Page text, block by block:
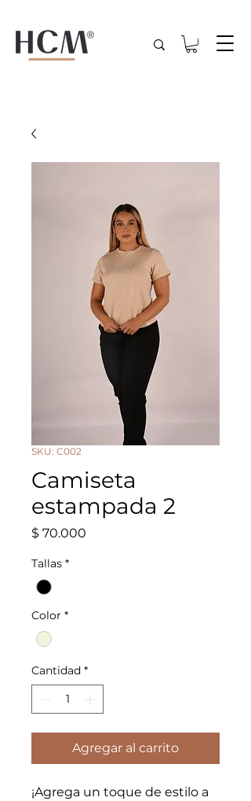
SKU: C002
Camiseta
estampada 2
$ 70.000
Tallas *
Color *
Cantidad *
Agregar al carrito
¡Agrega un toque de estilo a